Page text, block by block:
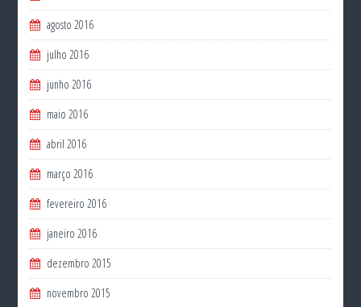
agosto 2016
julho 2016
junho 2016
maio 2016
abril 2016
março 2016
fevereiro 2016
janeiro 2016
dezembro 2015
novembro 2015